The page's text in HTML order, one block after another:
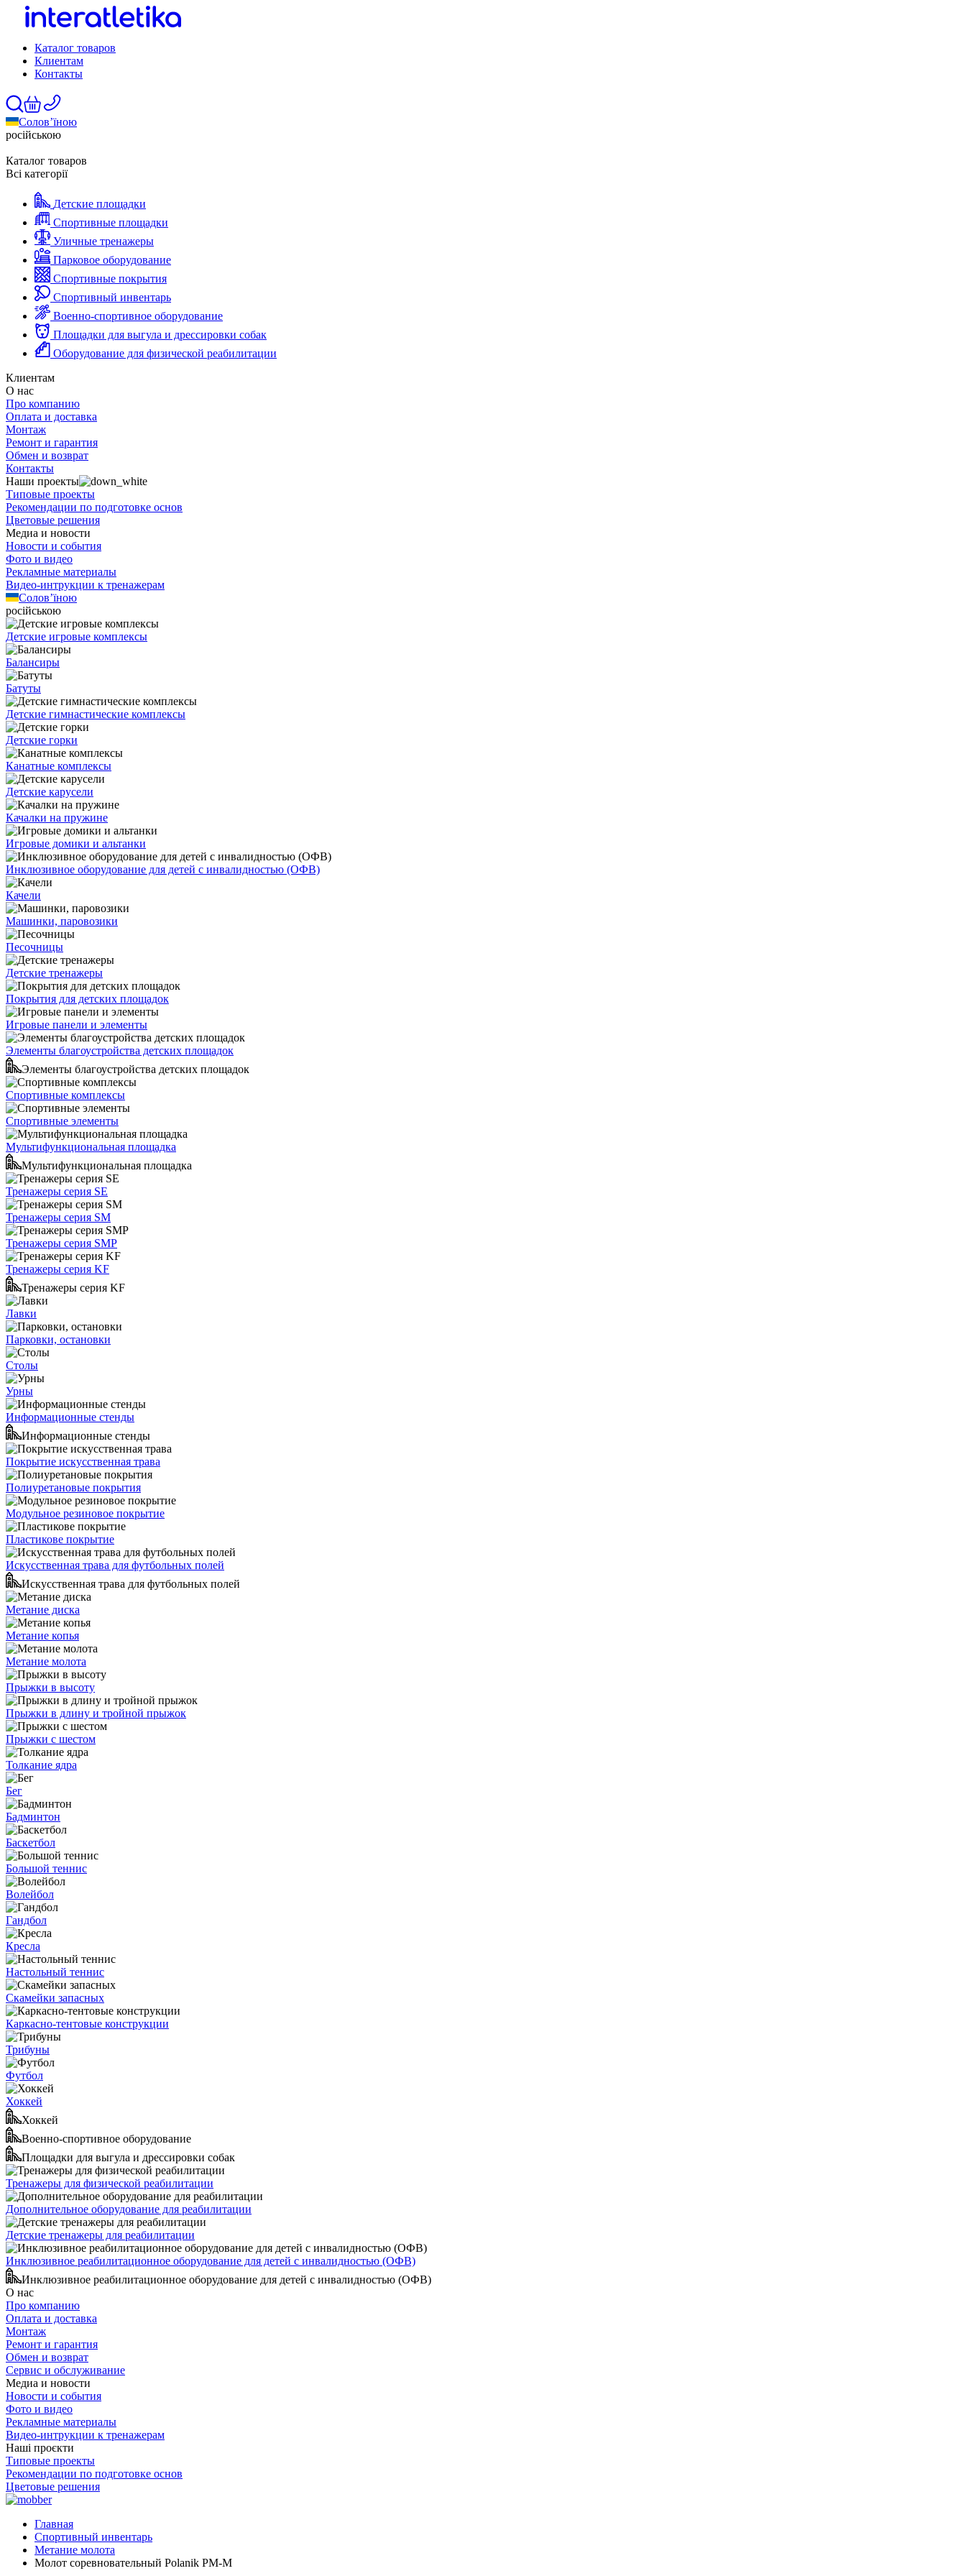
Каталог товаров
Клиентам
Контакты
Солов’їною
російською
Каталог товаров
Всі категорії
Детские площадки
Спортивные площадки
Уличные тренажеры
Парковое оборудование
Спортивные покрытия
Спортивный инвентарь
Военно-спортивное оборудование
Площадки для выгула и дрессировки собак
Оборудование для физической реабилитации
Клиентам
О нас
Про компанию
Оплата и доставка
Монтаж
Ремонт и гарантия
Обмен и возврат
Контакты
Наши проекты
Типовые проекты
Рекомендации по подготовке основ
Цветовые решения
Медиа и новости
Новости и события
Фото и видео
Рекламные материалы
Видео-интрукции к тренажерам
Солов’їною
російською
Детские игровые комплексы
Балансиры
Батуты
Детские гимнастические комплексы
Детские горки
Канатные комплексы
Детские карусели
Качалки на пружине
Игровые домики и альтанки
Инклюзивное оборудование для детей с инвалидностью (ОФВ)
Качели
Машинки, паровозики
Песочницы
Детские тренажеры
Покрытия для детских площадок
Игровые панели и элементы
Элементы благоустройства детских площадок
Элементы благоустройства детских площадок
Спортивные комплексы
Спортивные элементы
Мультифункциональная площадка
Мультифункциональная площадка
Тренажеры серия SE
Тренажеры серия SM
Тренажеры серия SMP
Тренажеры серия KF
Тренажеры серия KF
Лавки
Парковки, остановки
Столы
Урны
Информационные стенды
Информационные стенды
Покрытие искусственная трава
Полиуретановые покрытия
Модульное резиновое покрытие
Пластикове покрытие
Искусственная трава для футбольных полей
Искусственная трава для футбольных полей
Метание диска
Метание копья
Метание молота
Прыжки в высоту
Прыжки в длину и тройной прыжок
Прыжки с шестом
Толкание ядра
Бег
Бадминтон
Баскетбол
Большой теннис
Волейбол
Гандбол
Кресла
Настольный теннис
Скамейки запасных
Каркасно-тентовые конструкции
Трибуны
Футбол
Хоккей
Хоккей
Военно-спортивное оборудование
Площадки для выгула и дрессировки собак
Тренажеры для физической реабилитации
Дополнительное оборудование для реабилитации
Детские тренажеры для реабилитации
Инклюзивное реабилитационное оборудование для детей с инвалидностью (ОФВ)
Инклюзивное реабилитационное оборудование для детей с инвалидностью (ОФВ)
О нас
Про компанию
Оплата и доставка
Монтаж
Ремонт и гарантия
Обмен и возврат
Сервис и обслуживание
Медиа и новости
Новости и события
Фото и видео
Рекламные материалы
Видео-интрукции к тренажерам
Наші проєкти
Типовые проекты
Рекомендации по подготовке основ
Цветовые решения
Главная
Спортивный инвентарь
Метание молота
Молот соревновательный Polanik PM-M